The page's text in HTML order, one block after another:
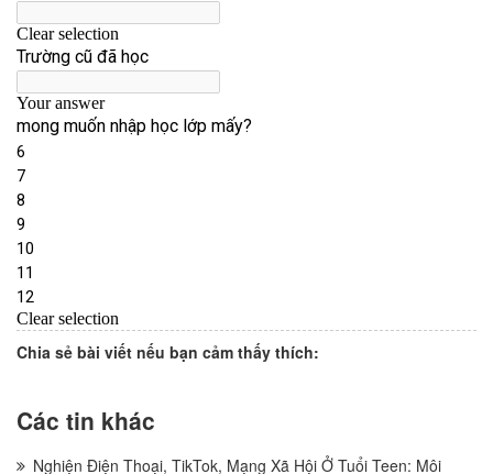
Chia sẻ bài viết nếu bạn cảm thấy thích:
Các tin khác
Nghiện Điện Thoại, TikTok, Mạng Xã Hội Ở Tuổi Teen: Môi